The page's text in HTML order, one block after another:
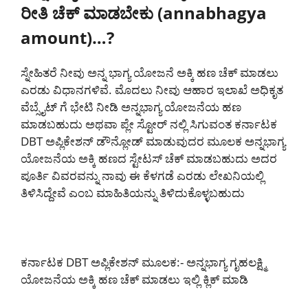
ರೀತಿ ಚೆಕ್ ಮಾಡಬೇಕು (annabhagya
amount)…?
ಸ್ನೇಹಿತರೆ ನೀವು ಅನ್ನ ಭಾಗ್ಯ ಯೋಜನೆ ಅಕ್ಕಿ ಹಣ ಚೆಕ್ ಮಾಡಲು
ಎರಡು ವಿಧಾನಗಳಿವೆ. ಮೊದಲು ನೀವು ಆಹಾರ ಇಲಾಖೆ ಅಧಿಕೃತ
ವೆಬ್ಸೈಟ್ ಗೆ ಭೇಟಿ ನೀಡಿ ಅನ್ನಭಾಗ್ಯ ಯೋಜನೆಯ ಹಣ
ಮಾಡಬಹುದು ಅಥವಾ ಪ್ಲೇ ಸ್ಟೋರ್ ನಲ್ಲಿ ಸಿಗುವಂತ ಕರ್ನಾಟಕ
DBT ಅಪ್ಲಿಕೇಶನ್ ಡೌನ್ಲೋಡ್ ಮಾಡುವುದರ ಮೂಲಕ ಅನ್ನಭಾಗ್ಯ
ಯೋಜನೆಯ ಅಕ್ಕಿ ಹಣದ ಸ್ಟೇಟಸ್ ಚೆಕ್ ಮಾಡಬಹುದು ಅದರ
ಪೂರ್ತಿ ವಿವರವನ್ನು ನಾವು ಈ ಕೆಳಗಡೆ ಎರಡು ಲೇಖನಿಯಲ್ಲಿ
ತಿಳಿಸಿದ್ದೇವೆ ಎಂಬ ಮಾಹಿತಿಯನ್ನು ತಿಳಿದುಕೊಳ್ಳಬಹುದು
ಕರ್ನಾಟಕ DBT ಅಪ್ಲಿಕೇಶನ್ ಮೂಲಕ:- ಅನ್ನಭಾಗ್ಯ ಗೃಹಲಕ್ಷ್ಮಿ
ಯೋಜನೆಯ ಅಕ್ಕಿ ಹಣ ಚೆಕ್ ಮಾಡಲು ಇಲ್ಲಿ ಕ್ಲಿಕ್ ಮಾಡಿ